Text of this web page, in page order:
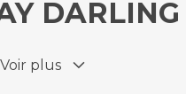
DARLING
Voir plus